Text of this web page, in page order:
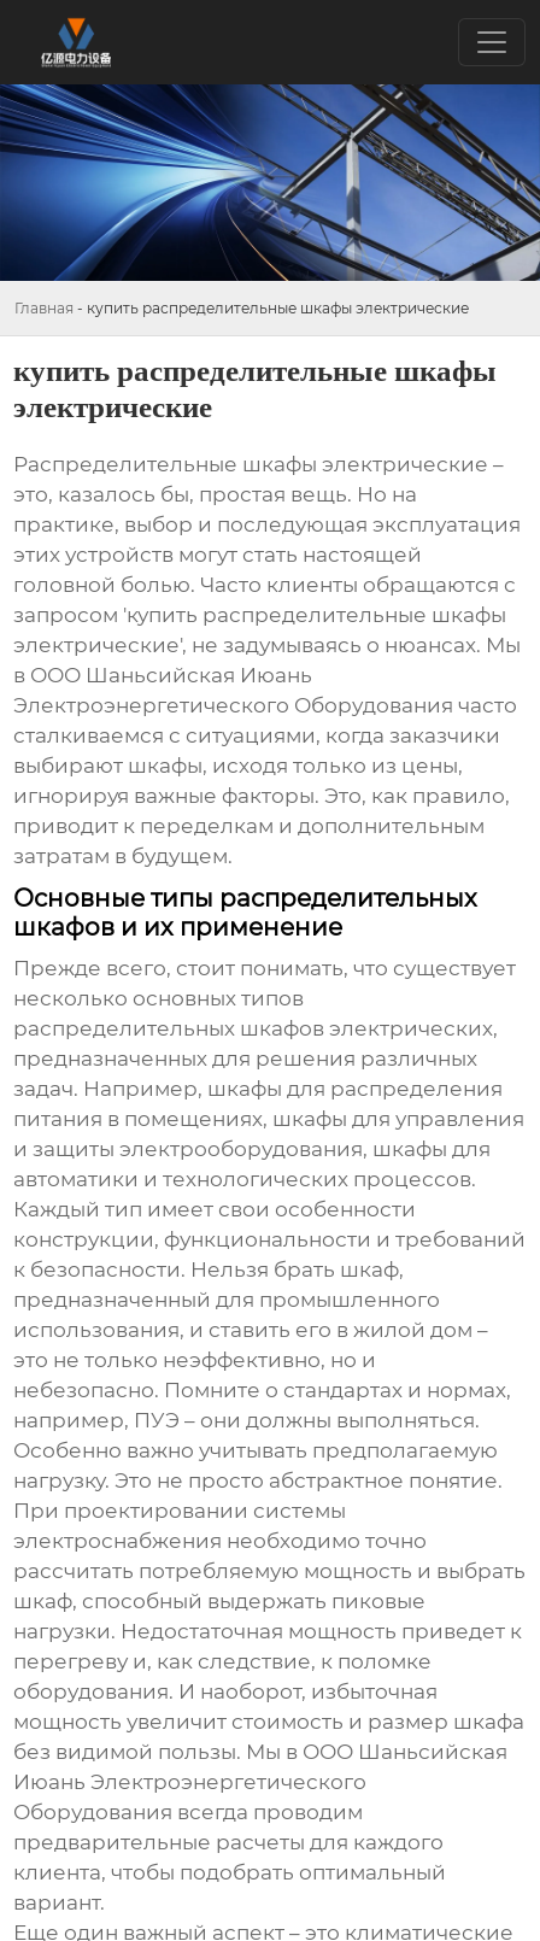
Главная - купить распределительные шкафы электрические
купить распределительные шкафы
электрические
Распределительные шкафы электрические –
это, казалось бы, простая вещь. Но на
практике, выбор и последующая эксплуатация
этих устройств могут стать настоящей
головной болью. Часто клиенты обращаются с
запросом 'купить распределительные шкафы
электрические', не задумываясь о нюансах. Мы
в ООО Шаньсийская Июань
Электроэнергетического Оборудования часто
сталкиваемся с ситуациями, когда заказчики
выбирают шкафы, исходя только из цены,
игнорируя важные факторы. Это, как правило,
приводит к переделкам и дополнительным
затратам в будущем.
Основные типы распределительных
шкафов и их применение
Прежде всего, стоит понимать, что существует
несколько основных типов
распределительных шкафов электрических,
предназначенных для решения различных
задач. Например, шкафы для распределения
питания в помещениях, шкафы для управления
и защиты электрооборудования, шкафы для
автоматики и технологических процессов.
Каждый тип имеет свои особенности
конструкции, функциональности и требований
к безопасности. Нельзя брать шкаф,
предназначенный для промышленного
использования, и ставить его в жилой дом –
это не только неэффективно, но и
небезопасно. Помните о стандартах и нормах,
например, ПУЭ – они должны выполняться.
Особенно важно учитывать предполагаемую
нагрузку. Это не просто абстрактное понятие.
При проектировании системы
электроснабжения необходимо точно
рассчитать потребляемую мощность и выбрать
шкаф, способный выдержать пиковые
нагрузки. Недостаточная мощность приведет к
перегреву и, как следствие, к поломке
оборудования. И наоборот, избыточная
мощность увеличит стоимость и размер шкафа
без видимой пользы. Мы в ООО Шаньсийская
Июань Электроэнергетического
Оборудования всегда проводим
предварительные расчеты для каждого
клиента, чтобы подобрать оптимальный
вариант.
Еще один важный аспект – это климатические